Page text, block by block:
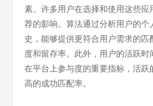
素。许多用户在选择和使用这些
荐的影响。算法通过分析用户的
史，能够提供更符合用户需求的
度和留存率。此外，用户的活跃
在平台上参与度的重要指标，活
高的成功匹配率。